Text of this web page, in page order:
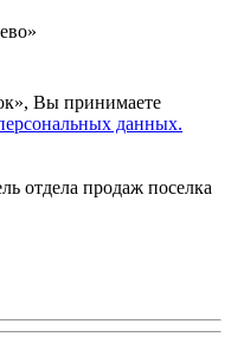
Вы принимаете
данных.
отдела продаж поселка